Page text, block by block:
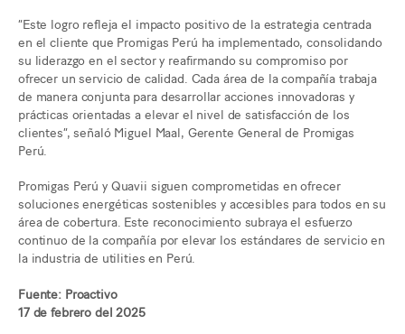
“Este logro refleja el impacto positivo de la estrategia centrada
en el cliente que Promigas Perú ha implementado, consolidando
su liderazgo en el sector y reafirmando su compromiso por
ofrecer un servicio de calidad. Cada área de la compañía trabaja
de manera conjunta para desarrollar acciones innovadoras y
prácticas orientadas a elevar el nivel de satisfacción de los
clientes”, señaló Miguel Maal, Gerente General de Promigas
Perú.
Promigas Perú y Quavii siguen comprometidas en ofrecer
soluciones energéticas sostenibles y accesibles para todos en su
área de cobertura. Este reconocimiento subraya el esfuerzo
continuo de la compañía por elevar los estándares de servicio en
la industria de utilities en Perú.
Fuente: Proactivo
17 de febrero del 2025